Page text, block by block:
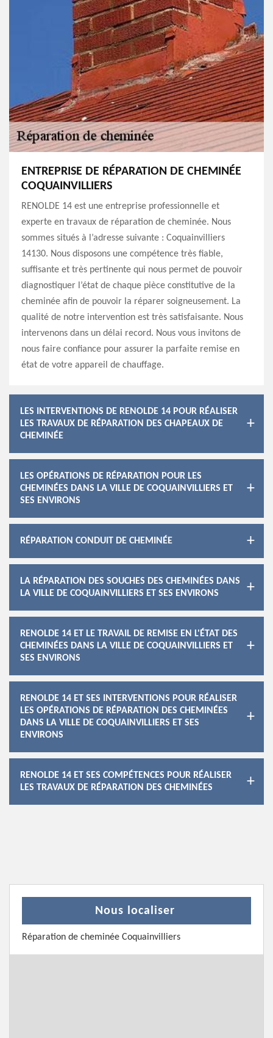
ENTREPRISE DE RÉPARATION DE CHEMINÉE
COQUAINVILLIERS
RENOLDE 14 est une entreprise professionnelle et
experte en travaux de réparation de cheminée. Nous
sommes situés à l’adresse suivante : Coquainvilliers
14130. Nous disposons une compétence très fiable,
suffisante et très pertinente qui nous permet de pouvoir
diagnostiquer l’état de chaque pièce constitutive de la
cheminée afin de pouvoir la réparer soigneusement. La
qualité de notre intervention est très satisfaisante. Nous
intervenons dans un délai record. Nous vous invitons de
nous faire confiance pour assurer la parfaite remise en
état de votre appareil de chauffage.
LES INTERVENTIONS DE RENOLDE 14 POUR RÉALISER
LES TRAVAUX DE RÉPARATION DES CHAPEAUX DE
CHEMINÉE
LES OPÉRATIONS DE RÉPARATION POUR LES
CHEMINÉES DANS LA VILLE DE COQUAINVILLIERS ET
SES ENVIRONS
RÉPARATION CONDUIT DE CHEMINÉE
LA RÉPARATION DES SOUCHES DES CHEMINÉES DANS
LA VILLE DE COQUAINVILLIERS ET SES ENVIRONS
RENOLDE 14 ET LE TRAVAIL DE REMISE EN L'ÉTAT DES
CHEMINÉES DANS LA VILLE DE COQUAINVILLIERS ET
SES ENVIRONS
RENOLDE 14 ET SES INTERVENTIONS POUR RÉALISER
LES OPÉRATIONS DE RÉPARATION DES CHEMINÉES
DANS LA VILLE DE COQUAINVILLIERS ET SES
ENVIRONS
RENOLDE 14 ET SES COMPÉTENCES POUR RÉALISER
LES TRAVAUX DE RÉPARATION DES CHEMINÉES
Nous localiser
Réparation de cheminée Coquainvilliers